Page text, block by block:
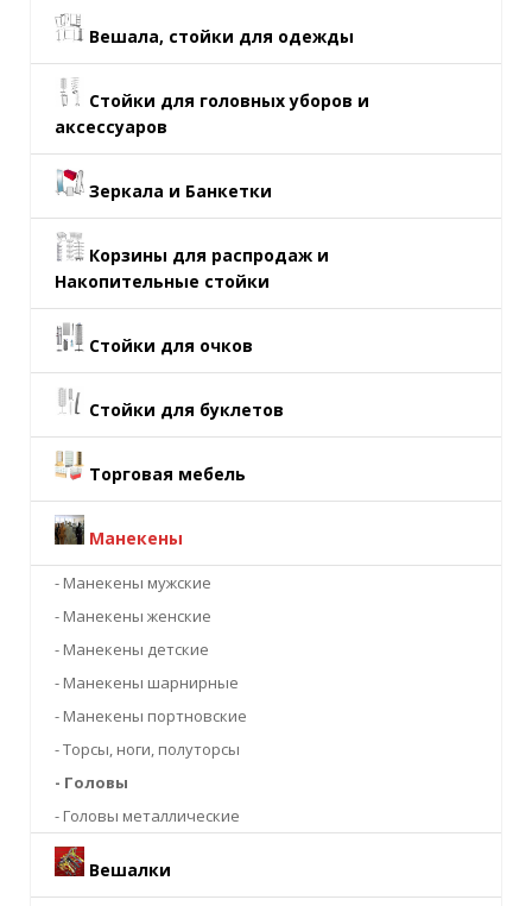
Вешала, стойки для одежды
Стойки для головных уборов и
аксессуаров
Зеркала и Банкетки
Корзины для распродаж и
Накопительные стойки
Стойки для очков
Стойки для буклетов
Торговая мебель
Манекены
- Манекены мужские
- Манекены женские
- Манекены детские
- Манекены шарнирные
- Манекены портновские
- Торсы, ноги, полуторсы
- Головы
- Головы металлические
Вешалки